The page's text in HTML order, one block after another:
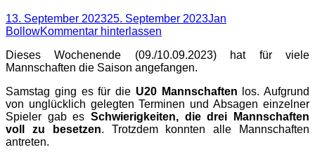
Posted
on
13. September 202325. September 2023Autor
Jan
BollowKommentar hinterlassen
Dieses Wochenende (09./10.09.2023) hat für viele
Mannschaften die Saison angefangen.
Samstag ging es für die U20 Mannschaften los. Aufgrund
von unglücklich gelegten Terminen und Absagen einzelner
Spieler gab es Schwierigkeiten, die drei Mannschaften
voll zu besetzen. Trotzdem konnten alle Mannschaften
antreten.